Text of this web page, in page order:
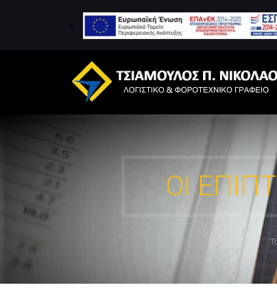
ΟΙ